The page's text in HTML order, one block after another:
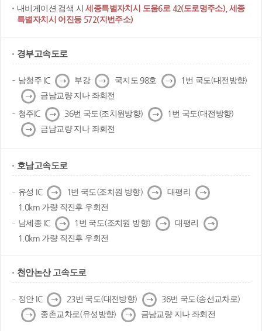
내비게이션 검색 시세종특별자치시 도움6로 42(도로명주소), 세종
특별자치시 어진동 572(지번주소)
경부고속도로
남청주 IC 다
음
부강 다
음
국지도 98호 다
음
1번 국도(대전방향)
다
음
금남교량 지나 좌회전
청주IC 다
음
36번 국도(조치원방향) 다
음
1번 국도(대전방향)
다
음
금남교량 지나 좌회전
호남고속도로
유성 IC 다
음
1번 국도(조치원 방향) 다
음
대평리 다
음
1.0km 가량 직진후 우회전
남세종 IC 다
음
1번 국도(조치원 방향) 다
음
대평리
다
음
1.0km 가량 직진후 우회전
천안논산 고속도로
정안 IC 다
음
23번 국도(대전방향) 다
음
36번 국도(송선교차로)
다
음
종촌교차로(유성방향) 다
음
금남교량 지나 좌회전